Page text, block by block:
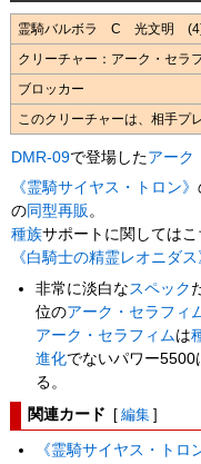
霊騎バルボラ C 光文明
クリーチャー：アーク・セ
ブロッカー
このクリーチャーは、相手プ
DMR-09で登場したアーク
《霊騎サイヤス・トロン》
の 同型再販 。
種族サポートに関しては
《白騎士の精霊レオニダ
非常に淡白なスペック
位のアーク・セラフィ
アーク・セラフィムは
進化でないパワー5500
る。
関連カード [ 編集 ]
《霊騎サイヤス・トロ